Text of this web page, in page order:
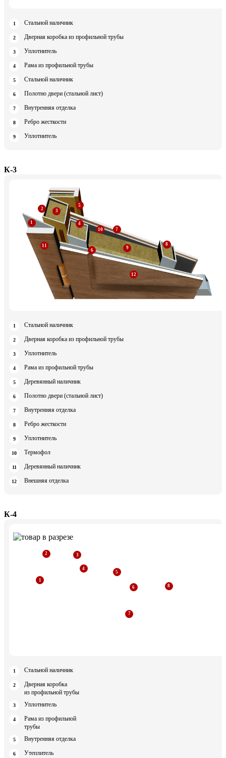
Стальной наличник
Дверная коробка из профильной трубы
Уплотнитель
Рама из профильной трубы
Стальной наличник
Полотно двери (стальной лист)
Внутренняя отделка
Ребро жесткости
Уплотнитель
К-3
Стальной наличник
Дверная коробка из профильной трубы
Уплотнитель
Рама из профильной трубы
Деревянный наличник
Полотно двери (стальной лист)
Внутренняя отделка
Ребро жесткости
Уплотнитель
Термофол
Деревянный наличник
Внешняя отделка
К-4
Стальной наличник
Дверная коробка
из профильной трубы
Уплотнитель
Рама из профильной
трубы
Внутренняя отделка
Утеплитель